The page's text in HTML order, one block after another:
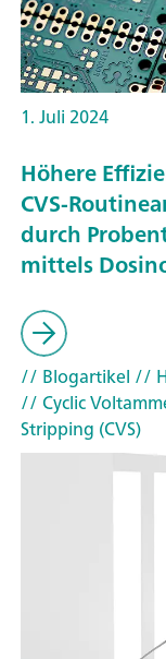
1. Juli 2024
Höhere
CVS-
durch
mittels
// Blogartikel //
// Cyclic
Stripping (CVS)